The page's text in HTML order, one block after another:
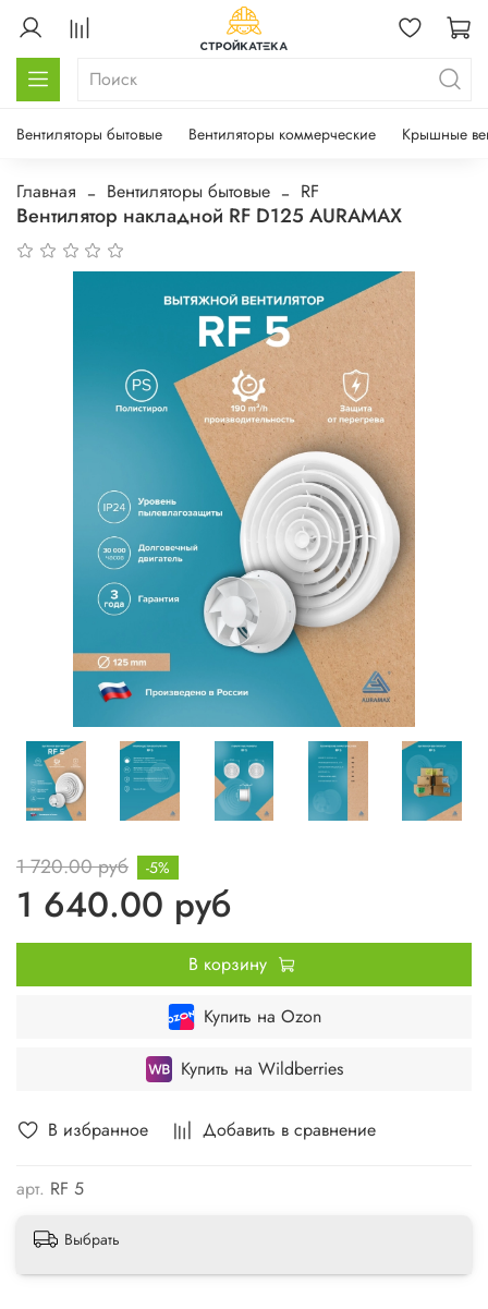
Вентиляторы бытовые Вентиляторы коммерческие Крышные
Главная Вентиляторы бытовые RF
Вентилятор накладной RF D125 AURAMAX
В избранное Добавить в сравнение
арт. RF 5
1 720.00 руб
1 640.00 руб
-5%
В корзину
Купить на Ozon
Купить на Wildberries
Выбрать